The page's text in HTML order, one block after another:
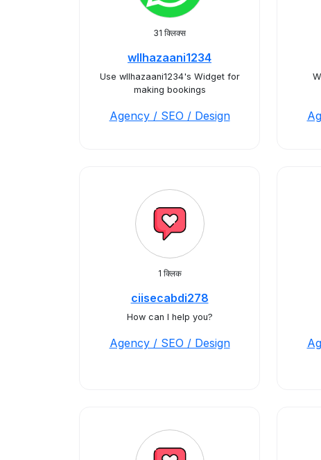
31 क्लिक्स
wllhazaani1234
Use wllhazaani1234's Widget for
making bookings
Agency / SEO / Design
1 क्लिक
ciisecabdi278
How can I help you?
Agency / SEO / Design